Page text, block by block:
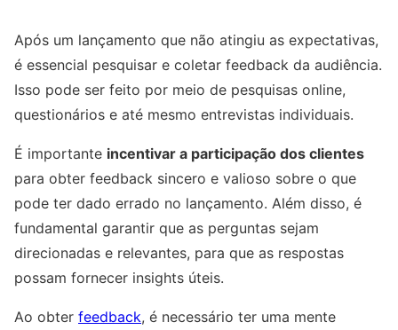
Após um lançamento que não atingiu as expectativas,
é essencial pesquisar e coletar feedback da audiência.
Isso pode ser feito por meio de pesquisas online,
questionários e até mesmo entrevistas individuais.
É importante incentivar a participação dos clientes
para obter feedback sincero e valioso sobre o que
pode ter dado errado no lançamento. Além disso, é
fundamental garantir que as perguntas sejam
direcionadas e relevantes, para que as respostas
possam fornecer insights úteis.
Ao obter feedback, é necessário ter uma mente